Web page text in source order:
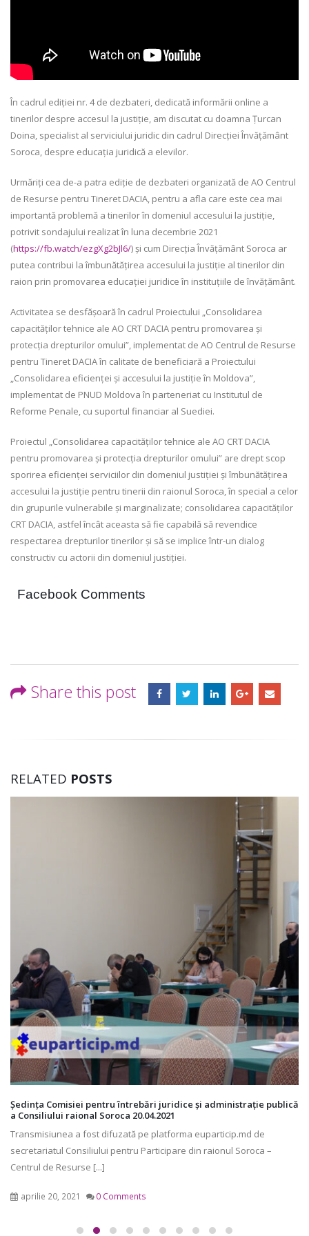
În cadrul ediției nr. 4 de dezbateri, dedicată informării online a
tinerilor despre accesul la justiție, am discutat cu doamna Țurcan
Doina, specialist al serviciului juridic din cadrul Direcției Învățământ
Soroca, despre educația juridică a elevilor.
Urmăriți cea de-a patra ediție de dezbateri organizată de AO Centrul
de Resurse pentru Tineret DACIA, pentru a afla care este cea mai
importantă problemă a tinerilor în domeniul accesului la justiție,
potrivit sondajului realizat în luna decembrie 2021
(https://fb.watch/ezgXg2bJl6/) și cum Direcția Învățământ Soroca ar
putea contribui la îmbunătățirea accesului la justiție al tinerilor din
raion prin promovarea educației juridice în instituțiile de învățământ.
Activitatea se desfășoară în cadrul Proiectului „Consolidarea
capacităților tehnice ale AO CRT DACIA pentru promovarea și
protecția drepturilor omului”, implementat de AO Centrul de Resurse
pentru Tineret DACIA în calitate de beneficiară a Proiectului
„Consolidarea eficienței și accesului la justiție în Moldova”,
implementat de PNUD Moldova în parteneriat cu Institutul de
Reforme Penale, cu suportul financiar al Suediei.
Proiectul „Consolidarea capacităților tehnice ale AO CRT DACIA
pentru promovarea și protecția drepturilor omului” are drept scop
sporirea eficienței serviciilor din domeniul justiției și îmbunătățirea
accesului la justiție pentru tinerii din raionul Soroca, în special a celor
din grupurile vulnerabile și marginalizate; consolidarea capacităților
CRT DACIA, astfel încât aceasta să fie capabilă să revendice
respectarea drepturilor tinerilor și să se implice într-un dialog
constructiv cu actorii din domeniul justiției.
Facebook Comments
Share this post
RELATED POSTS
Ședința Comisiei pentru întrebări juridice şi administraţie publică
a Consiliului raional Soroca 20.04.2021
Transmisiunea a fost difuzată pe platforma euparticip.md de
secretariatul Consiliului pentru Participare din raionul Soroca –
Centrul de Resurse [...]
aprilie 20, 2021 0 Comments